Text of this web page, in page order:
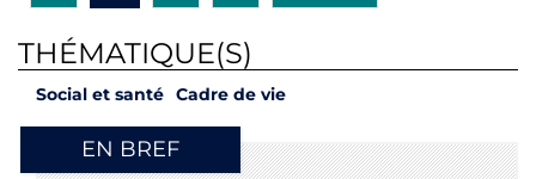
THÉMATIQUE(S)
Social et santé Cadre de vie
EN BREF